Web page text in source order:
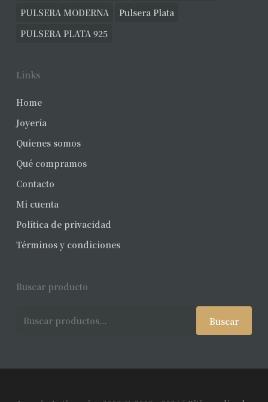
PULSERA MODERNA
Pulsera Plata
PULSERA PLATA 925
Links
Home
Joyería
Quienes somos
Qué compramos
Contacto
Mi cuenta
Política de privacidad
Términos y condiciones
Buscar producto
Buscar